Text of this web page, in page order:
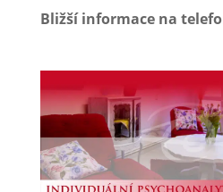
Bližší informace na